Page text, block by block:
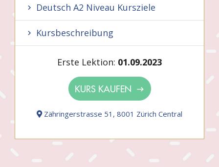
Deutsch A2 Niveau Kursziele
Kursbeschreibung
Erste Lektion: 01.09.2023
KURS KAUFEN
Zähringerstrasse 51, 8001 Zürich Central